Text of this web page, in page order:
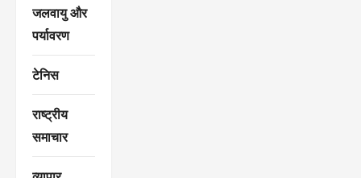
जलवायु और
पर्यावरण
टेनिस
राष्ट्रीय
समाचार